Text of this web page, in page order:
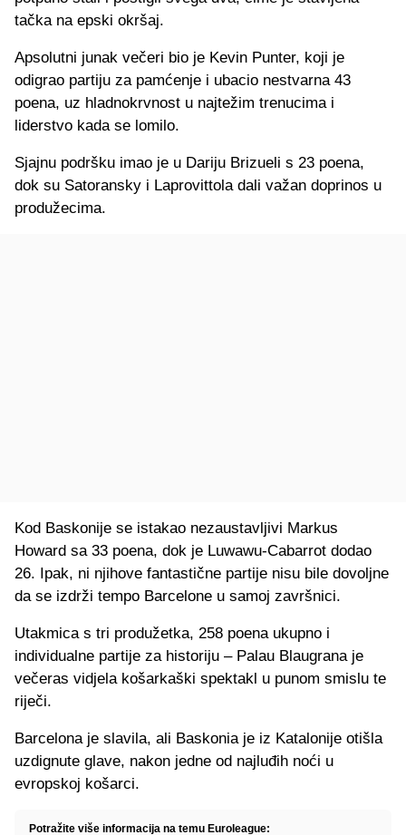
tačka na epski okršaj.
Apsolutni junak večeri bio je Kevin Punter, koji je
odigrao partiju za pamćenje i ubacio nestvarna 43
poena, uz hladnokrvnost u najtežim trenucima i
liderstvo kada se lomilo.
Sjajnu podršku imao je u Dariju Brizueli s 23 poena,
dok su Satoransky i Laprovittola dali važan doprinos u
produžecima.
Kod Baskonije se istakao nezaustavljivi Markus
Howard sa 33 poena, dok je Luwawu-Cabarrot dodao
26. Ipak, ni njihove fantastične partije nisu bile dovoljne
da se izdrži tempo Barcelone u samoj završnici.
Utakmica s tri produžetka, 258 poena ukupno i
individualne partije za historiju – Palau Blaugrana je
večeras vidjela košarkaški spektakl u punom smislu te
riječi.
Barcelona je slavila, ali Baskonia je iz Katalonije otišla
uzdignute glave, nakon jedne od najluđih noći u
evropskoj košarci.
Potražite više informacija na temu Euroleague: